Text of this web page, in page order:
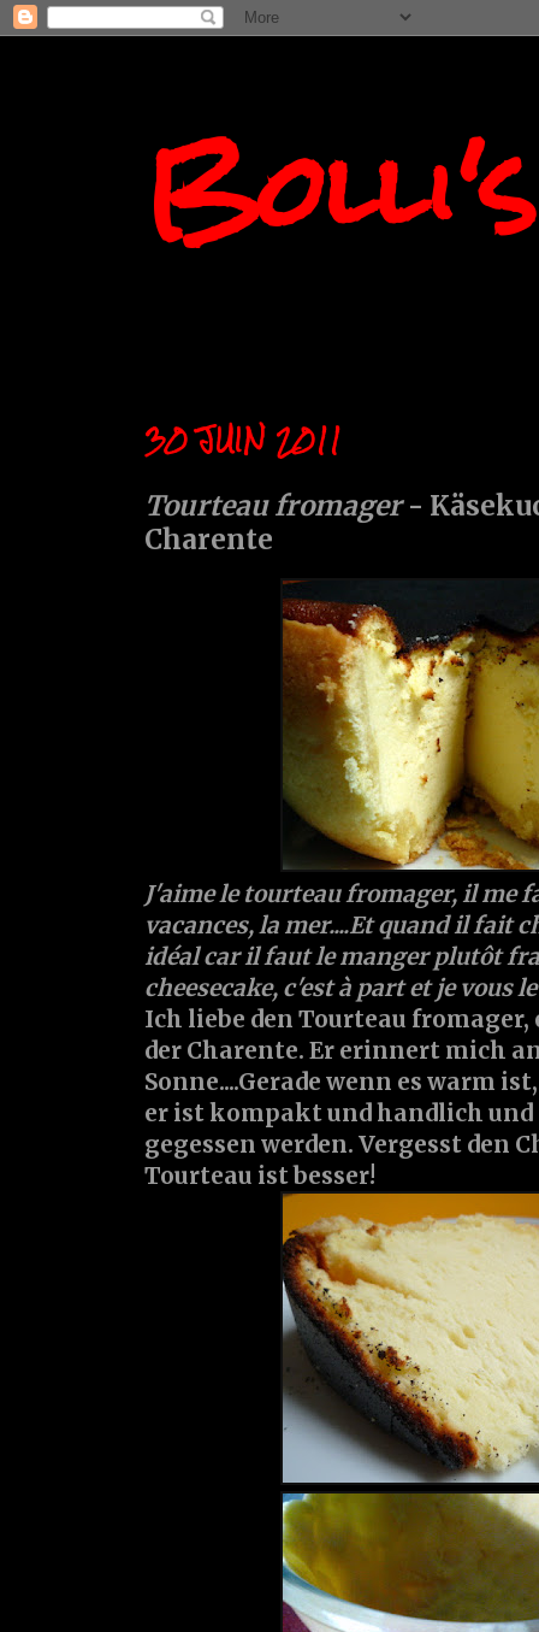
30 JUIN 2011
Tourteau fromager-
Charente
J'aime le tourteau fromager, il me
vacances, la mer....Et quand il fait
idéal car il faut le manger plutôt
cheesecake, c'est à part et je vous
Ich liebe den Tourteau
der Charente. Er erinnert mich
Sonne....Gerade wenn es warm
er ist kompakt und handlich
gegessen werden. Vergesst den
Tourteau ist besser!